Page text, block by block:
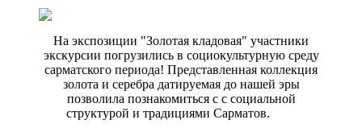
На экспозиции "Золотая кладовая" участники
экскурсии погрузились в социокультурную среду
сарматского периода! Представленная коллекция
золота и серебра датируемая до нашей эры
позволила познакомиться с с социальной
структурой и традициями Сарматов.